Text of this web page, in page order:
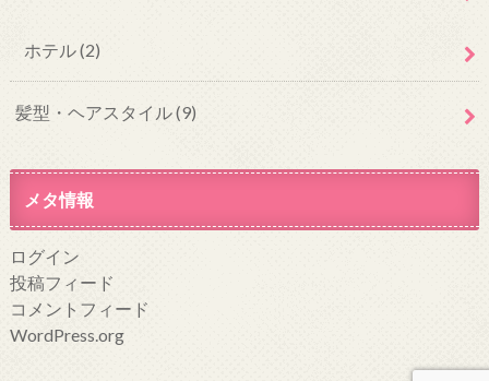
ホテル(2)
髪型・ヘアスタイル(9)
メタ情報
ログイン
投稿フィード
コメントフィード
WordPress.org